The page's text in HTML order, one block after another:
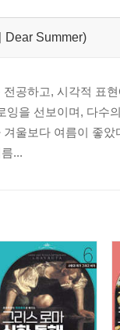
Dear Summer)
공하고, 시각적 표
잉을 선보이며, 다수
울보다 여름이 좋
...